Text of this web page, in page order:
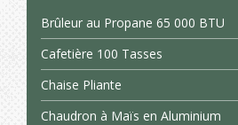
Brûleur au Propane 65 000 BTU
Cafetière 100 Tasses
Chaise Pliante
Chaudron à Maïs en Aluminium